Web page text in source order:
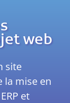
web
site
la mise en
et